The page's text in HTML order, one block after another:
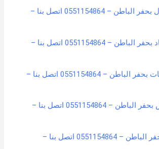
شركة تنظيف منازل بحفر الباطن – 0551154864 اتصل بنا –
شركة تنظيف سجاد بحفر الباطن – 0551154864 اتصل بنا –
شركة تنظيف خزانات بحفر الباطن – 0551154864 اتصل بنا –
شركة تنظيف فرش بحفر الباطن – 0551154864 اتصل بنا –
شركة جلي بلاط بحفر الباطن – 0551154864 اتصل بنا –